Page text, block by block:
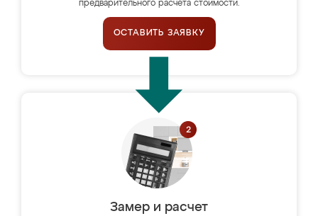
предварительного расчёта стоимости.
ОСТАВИТЬ ЗАЯВКУ
Замер и расчет